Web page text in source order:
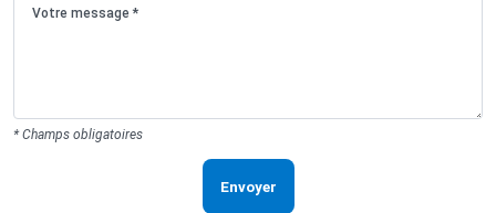
* Champs obligatoires
Envoyer